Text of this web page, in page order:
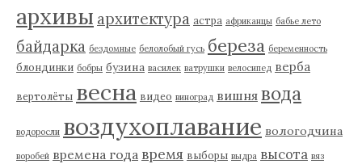
архивы архитектура астра африканцы бабье лето
байдарка бездомные белолобый гусь береза беременность
блондинки бобры бузина василек ватрушки велосипед верба
вертолёты весна видео виноград вишня вода
водоросли воздухоплавание вологодчина
воробей времена года время выборы выдра высота вяз